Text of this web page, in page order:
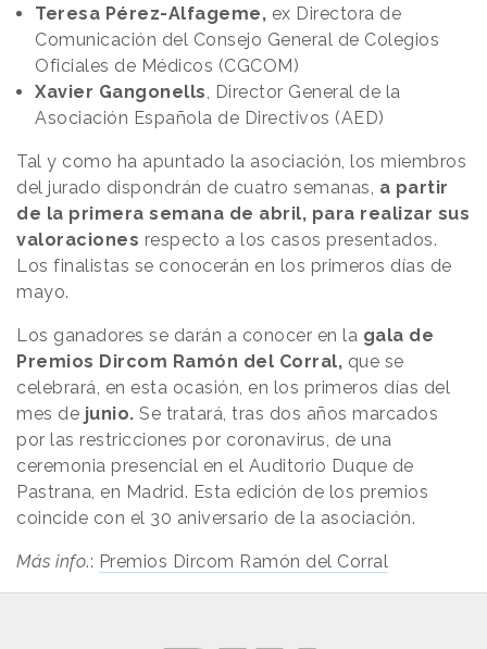
Teresa Pérez-Alfageme, ex Directora de
Comunicación del Consejo General de Colegios
Oficiales de Médicos (CGCOM)
Xavier Gangonells , Director General de la
Asociación Española de Directivos (AED)
Tal y como ha apuntado la asociación, los miembros
del jurado dispondrán de cuatro semanas, a partir
de la primera semana de abril, para realizar sus
valoraciones respecto a los casos presentados.
Los finalistas se conocerán en los primeros días de
mayo.
Los ganadores se darán a conocer en la gala de
Premios Dircom Ramón del Corral, que se
celebrará, en esta ocasión, en los primeros días del
mes de junio. Se tratará, tras dos años marcados
por las restricciones por coronavirus, de una
ceremonia presencial en el Auditorio Duque de
Pastrana, en Madrid. Esta edición de los premios
coincide con el 30 aniversario de la asociación.
Más info.: Premios Dircom Ramón del Corral